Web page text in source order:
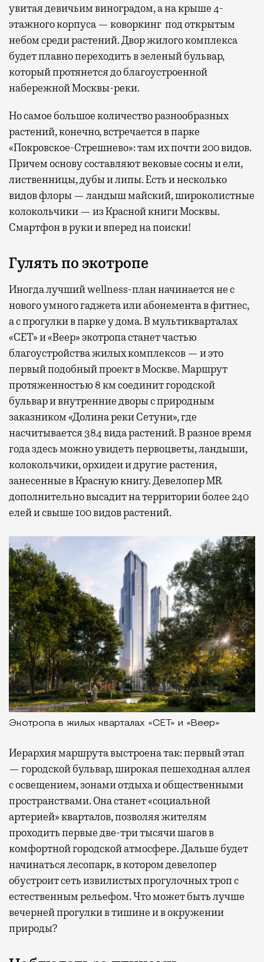
увитая девичьим виноградом, а на крыше 4-
этажного корпуса — коворкинг под открытым
небом среди растений. Двор жилого комплекса
будет плавно переходить в зеленый бульвар,
который протянется до благоустроенной
набережной Москвы-реки.
Но самое большое количество разнообразных
растений, конечно, встречается в парке
«Покровское-Стрешнево»: там ихпочти 200 видов.
Причем основу составляют вековые сосны и ели,
лиственницы, дубы и липы. Есть и несколько
видов флоры — ландыш майский, широколистные
колокольчики — из Красной книги Москвы.
Смартфон в руки и вперед на поиски!
Гулять по экотропе
Иногда лучший wellness-план начинается не с
нового умного гаджета или абонемента в фитнес,
а с прогулки в парке у дома. В мультикварталах
«СЕТ» и «Веер» экотропа станет частью
благоустройства жилых комплексов — и это
первый подобный проект в Москве. Маршрут
протяженностью 8 км соединит городской
бульвар и внутренние дворы с природным
заказником «Долина реки Сетуни», где
насчитывается 384 вида растений. В разное время
года здесь можно увидеть первоцветы, ландыши,
колокольчики, орхидеи и другие растения,
занесенные в Красную книгу. Девелопер MR
дополнительно высадит на территории более 240
елей и свыше 100 видов растений.
Экотропа в жилых кварталах «СЕТ» и «Веер»
Иерархия маршрута выстроена так: первый этап
— городской бульвар, широкая пешеходная аллея
с освещением, зонами отдыха и общественными
пространствами. Она станет «социальной
артерией» кварталов, позволяя жителям
проходить первые две-три тысячи шагов в
комфортной городской атмосфере. Дальше будет
начинаться лесопарк, в котором девелопер
обустроит сеть извилистых прогулочных троп с
естественным рельефом. Что может быть лучше
вечерней прогулки в тишине и в окружении
природы?